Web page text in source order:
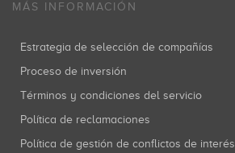
MÁS INFORMACIÓN
Estrategia de selección de compañías
Proceso de inversión
Términos y condiciones del servicio
Política de reclamaciones
Política de gestión de conflictos de interés